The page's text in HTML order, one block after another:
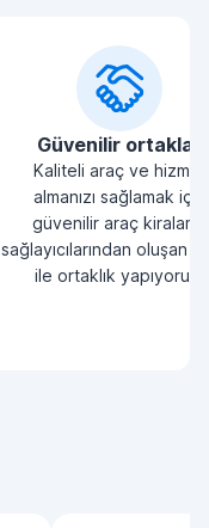
Güvenilir ortaklar
Kaliteli araç ve hizmet
almanızı sağlamak için
güvenilir araç kiralama
sağlayıcılarından oluşan
ile ortaklık yapıyoruz.